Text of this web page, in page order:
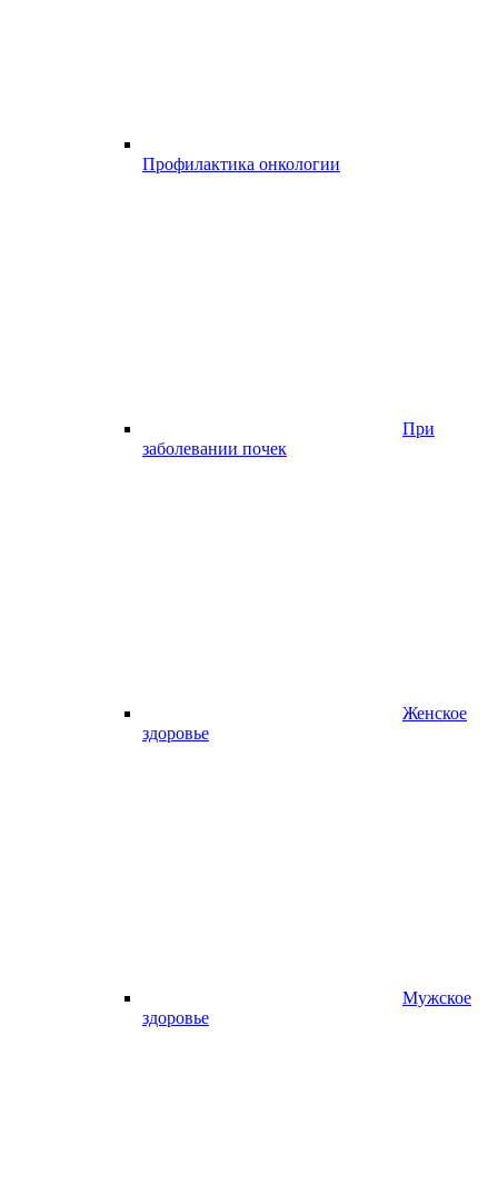
Профилактика онкологии
При
заболевании почек
Женское
здоровье
Мужское
здоровье